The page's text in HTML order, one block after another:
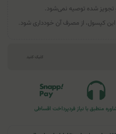
تجویز شده توصیه نمی‌شود.
این کپسول، از مصرف آن خودداری شود.
منطبق با نیاز فردپرداخت اقساطی